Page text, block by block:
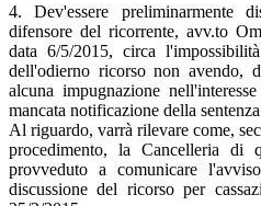
4. Dev'essere preliminarmente
difensore del ricorrente, avv.to
data 6/5/2015, circa
dell'odierno ricorso non avendo,
alcuna impugnazione
mancata notificazione della
Al riguardo, varrà rilevare come,
procedimento, la Cancelleria di
provveduto a comunicare
discussione del ricorso per